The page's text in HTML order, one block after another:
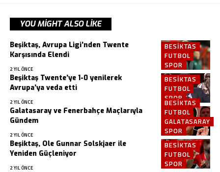
YOU MIGHT ALSO LIKE
BESIKTAS
FUTBOL
SPOR
Beşiktaş, Avrupa Ligi’nden Twente
Karşısında Elendi
2 YIL ÖNCE
BESIKTAS
FUTBOL
SPOR
Beşiktaş Twente’ye 1-0 yenilerek
Avrupa’ya veda etti
2 YIL ÖNCE
BESIKTAS
FUTBOL
GALATASARAY
SPOR
Galatasaray ve Fenerbahçe Maçlarıyla
Gündem
2 YIL ÖNCE
BESIKTAS
FUTBOL
SPOR
Beşiktaş, Ole Gunnar Solskjaer ile
Yeniden Güçleniyor
2 YIL ÖNCE